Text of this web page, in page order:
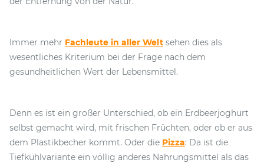
Immer mehr Fachleute in aller Welt sehen dies als
wesentliches Kriterium bei der Frage nach dem
gesundheitlichen Wert der Lebensmittel.
Denn es ist ein großer Unterschied, ob ein Erdbeerjoghurt
selbst gemacht wird, mit frischen Früchten, oder ob er aus
dem Plastikbecher kommt. Oder die Pizza: Da ist die
Tiefkühlvariante ein völlig anderes Nahrungsmittel als das